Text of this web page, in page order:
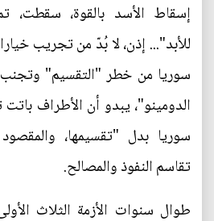
إسقاط الأسد بالقوة، سقطت،
للأبد"... إذن، لا بُدّ من تجريب
سوريا من خطر "التقسيم" وتجنب
الدومينو"، يبدو أن الأطراف
سوريا بدل "تقسيمها، والمقصود
تقاسم النفوذ والمصالح.
طوال سنوات الأزمة الثلاث